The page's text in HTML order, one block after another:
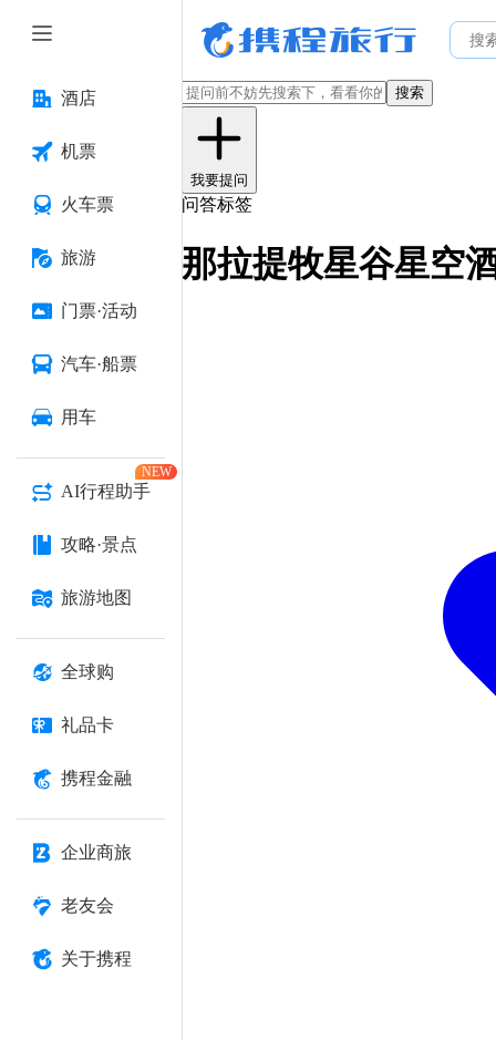
酒店
机票
火车票
旅游
门票·活动
汽车·船票
用车
AI行程助手
NEW
攻略·景点
旅游地图
全球购
礼品卡
携程金融
企业商旅
老友会
关于携程
搜索
我要提问
问答标签
那拉提牧星谷星空